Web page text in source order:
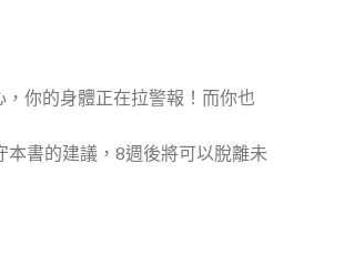
你的身體正在拉警報！而你也
書的建議，8週後將可以脫離未